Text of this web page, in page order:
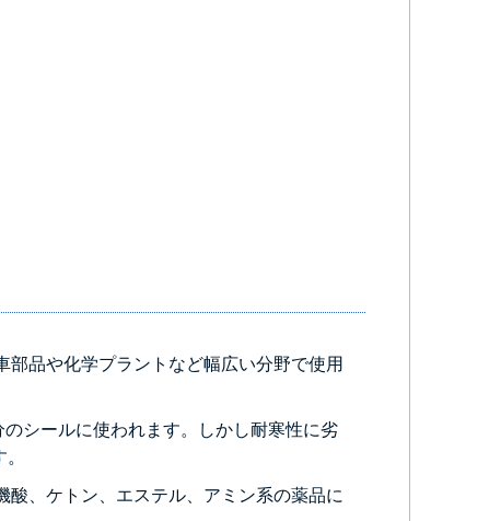
品や化学プラントなど幅広い分野で使用
シールに使われます。しかし耐寒性に劣
、ケトン、エステル、アミン系の薬品に